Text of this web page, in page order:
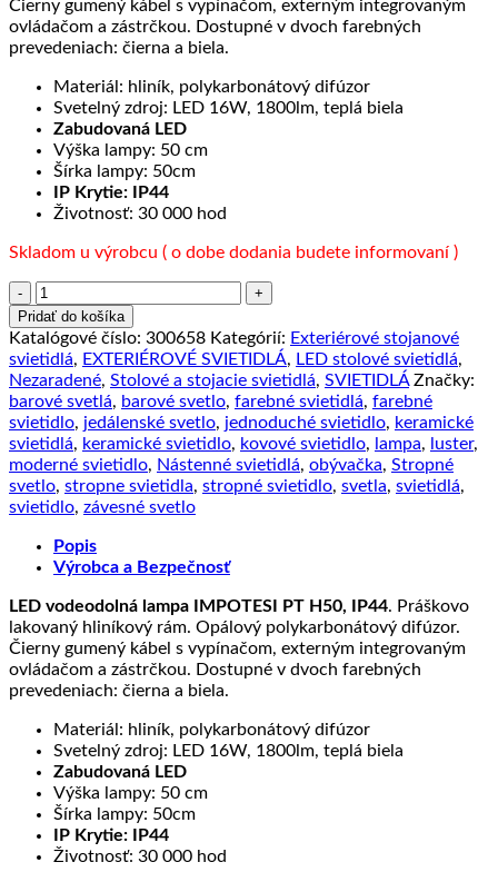
Čierny gumený kábel s vypínačom, externým integrovaným
ovládačom a zástrčkou. Dostupné v dvoch farebných
prevedeniach: čierna a biela.
Materiál: hliník, polykarbonátový difúzor
Svetelný zdroj: LED 16W, 1800lm, teplá biela
Zabudovaná LED
Výška lampy: 50 cm
Šírka lampy: 50cm
IP Krytie: IP44
Životnosť: 30 000 hod
Skladom u výrobcu ( o dobe dodania budete informovaní )
množstvo
LED
vodeodolná
lampa
IMPOTESI
PT
H50,
IP44,
čierna
farba
|
Lux
Pridať do košíka
Katalógové číslo: 300658 Kategórií: Exteriérové stojanové
svietidlá, EXTERIÉROVÉ SVIETIDLÁ, LED stolové svietidlá,
Nezaradené, Stolové a stojacie svietidlá, SVIETIDLÁ Značky:
barové svetlá, barové svetlo, farebné svietidlá, farebné
svietidlo, jedálenské svetlo, jednoduché svietidlo, keramické
svietidlá, keramické svietidlo, kovové svietidlo, lampa, luster,
moderné svietidlo, Nástenné svietidlá, obývačka, Stropné
svetlo, stropne svietidla, stropné svietidlo, svetla, svietidlá,
svietidlo, závesné svetlo
Popis
Výrobca a Bezpečnosť
LED vodeodolná lampa IMPOTESI PT H50, IP44. Práškovo
lakovaný hliníkový rám. Opálový polykarbonátový difúzor.
Čierny gumený kábel s vypínačom, externým integrovaným
ovládačom a zástrčkou. Dostupné v dvoch farebných
prevedeniach: čierna a biela.
Materiál: hliník, polykarbonátový difúzor
Svetelný zdroj: LED 16W, 1800lm, teplá biela
Zabudovaná LED
Výška lampy: 50 cm
Šírka lampy: 50cm
IP Krytie: IP44
Životnosť: 30 000 hod